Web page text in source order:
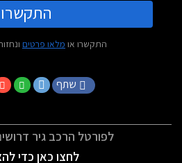
התקשרו
התקשרו או מלאו פרטים
שתף
לפורטל הרכב גיר
לחצו כאן כדי